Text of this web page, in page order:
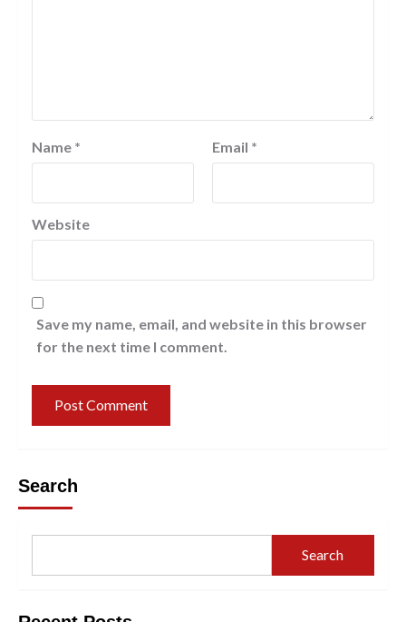
Name * Email *
Website
Save my name, email, and website in this browser
for the next time I comment.
Search
Search